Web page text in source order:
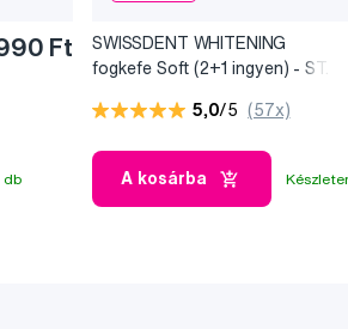
Ft
db
SWISSDENT WHITENING
fogkefe Soft (2+1 ingyen) - ST.
5,0/5 (57x)
A kosárba